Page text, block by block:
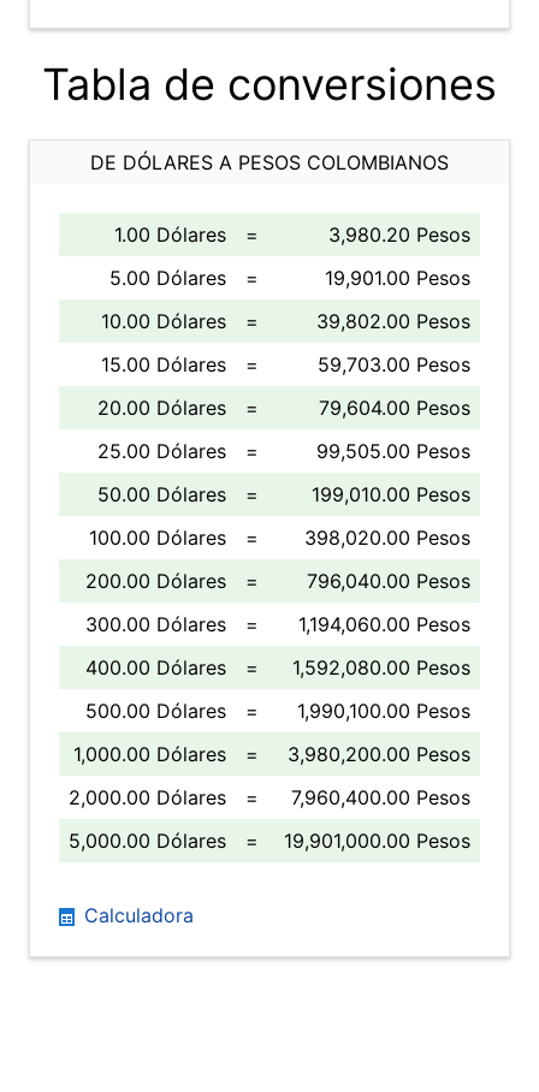
Tabla de conversiones
DE DÓLARES A PESOS COLOMBIANOS
1.00 Dólares =
3,980.20 Pesos
5.00 Dólares
=
19,901.00 Pesos
10.00 Dólares
=
39,802.00 Pesos
15.00 Dólares
=
59,703.00 Pesos
20.00 Dólares
=
79,604.00 Pesos
25.00 Dólares
=
99,505.00 Pesos
50.00 Dólares
=
199,010.00 Pesos
100.00 Dólares
=
398,020.00 Pesos
200.00 Dólares
=
796,040.00 Pesos
300.00 Dólares
=
1,194,060.00 Pesos
400.00 Dólares
=
1,592,080.00 Pesos
500.00 Dólares
=
1,990,100.00 Pesos
1,000.00 Dólares
=
3,980,200.00 Pesos
2,000.00 Dólares
=
7,960,400.00 Pesos
5,000.00 Dólares
= 19,901,000.00 Pesos
Calculadora